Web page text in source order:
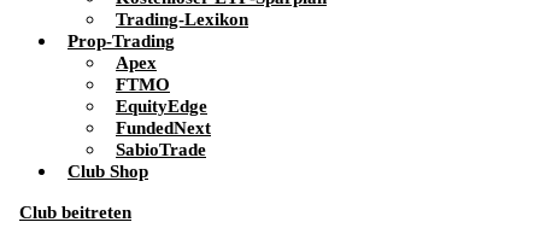
Trading-Lexikon
Prop-Trading
Apex
FTMO
EquityEdge
FundedNext
SabioTrade
Club Shop
Club beitreten